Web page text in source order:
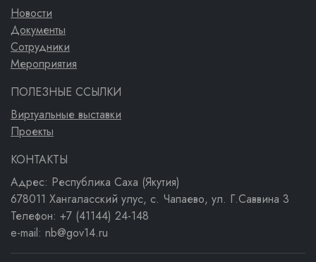
Новости
Документы
Сотрудники
Мероприятия
ПОЛЕЗНЫЕ ССЫЛКИ
Виртуальные выставки
Проекты
КОНТАКТЫ
Адрес: Республика Саха (Якутия)
678011 Хангаласский улус, с. Чапаево, ул. Г.Саввина 3
Телефон: +7 (41144) 24-148
e-mail: nb@gov14.ru